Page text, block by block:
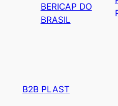
BERICAP DO
BRASIL
B2B PLAST